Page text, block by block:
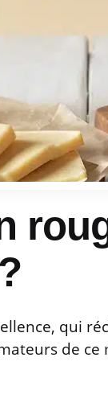
qui
de